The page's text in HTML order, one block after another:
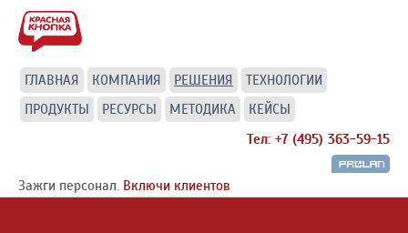
ГЛАВНАЯ КОМПАНИЯ РЕШЕНИЯ
ТЕХНОЛОГИИ
ПРОДУКТЫ
РЕСУРСЫ МЕТОДИКА
КЕЙСЫ
Тел: +7 (495) 363-59-15
Зажги персонал. Включи клиентов